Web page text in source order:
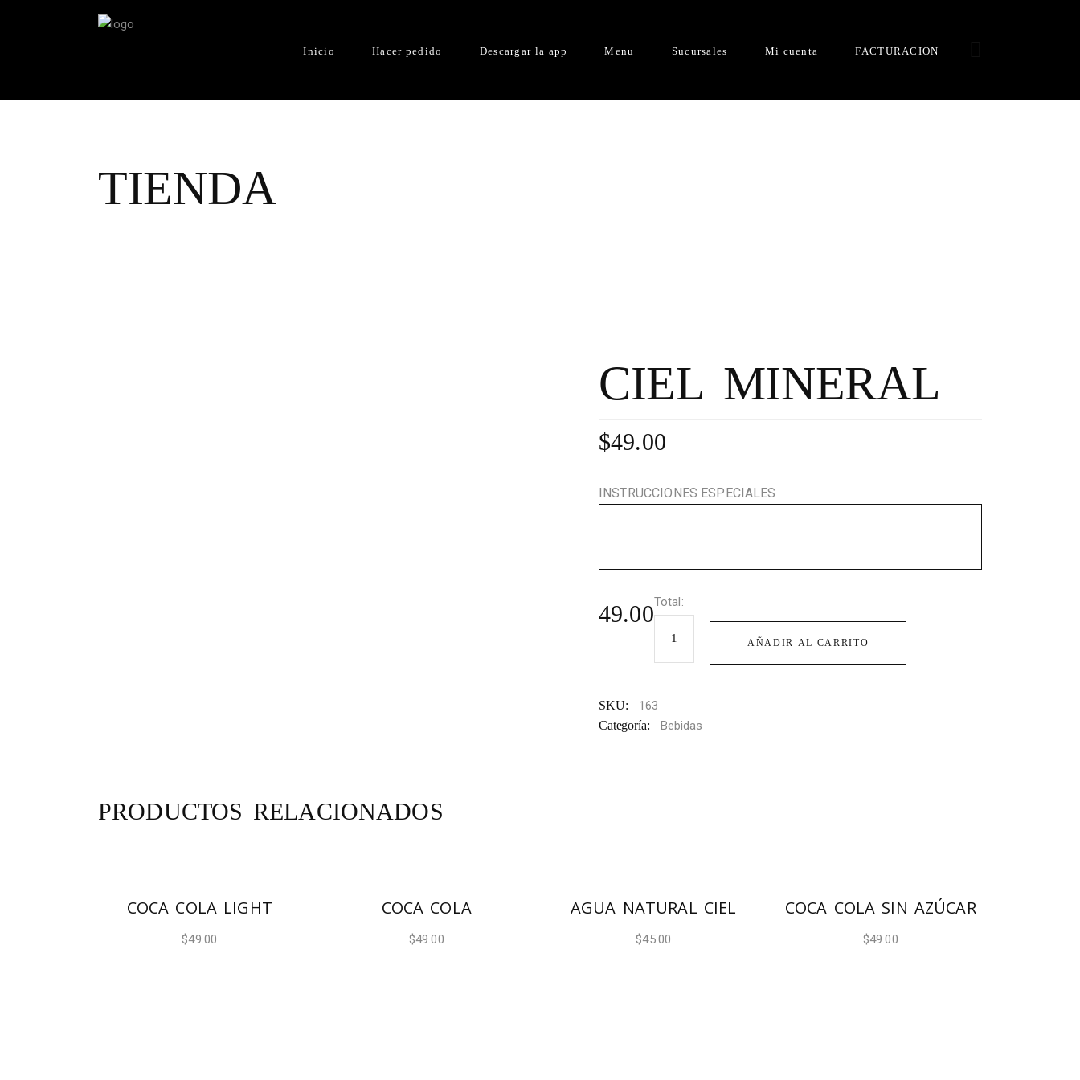
Inicio Hacer pedido Descargar la app Menu Sucursales Mi cuenta FACTURACION
TIENDA
CIEL MINERAL
$49.00
INSTRUCCIONES ESPECIALES
Total:
49.00CIEL
MINERAL
quantity
AÑADIR AL CARRITO
SKU: 163
Categoría: Bebidas
PRODUCTOS RELACIONADOS
COCA COLA LIGHT
$49.00
COCA COLA
$49.00
AGUA NATURAL CIEL
$45.00
COCA COLA SIN AZÚCAR
$49.00